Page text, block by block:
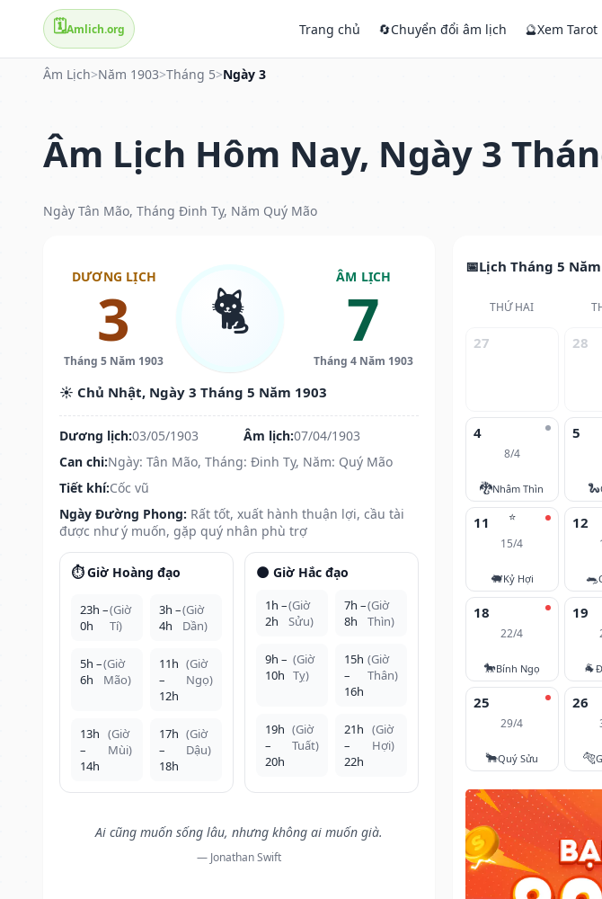
🗓️Amlich.org Trang chủ 🔄Chuyển đổi âm lịch 🔮Xem Tarot
Âm Lịch>Năm 1903>Tháng 5>Ngày 3
Âm Lịch Hôm Nay, Ngày 3
Ngày Tân Mão, Tháng Đinh Tỵ, Năm Quý Mão
DƯƠNG LỊCH
3
Tháng 5 Năm 1903
🐈 ÂM LỊCH
7
Tháng 4 Năm 1903
☀️ Chủ Nhật, Ngày 3 Tháng 5 Năm 1903
Dương lịch:03/05/1903 Âm lịch:07/04/1903
Can chi:Ngày: Tân Mão, Tháng: Đinh Tỵ, Năm: Quý Mão
Tiết khí:Cốc vũ
Ngày Đường Phong: Rất tốt, xuất hành thuận lợi, cầu tài
được như ý muốn, gặp quý nhân phù trợ
⏱️ Giờ Hoàng đạo
23h –
0h
(Giờ
Tí)
3h –
4h
(Giờ
Dần)
5h –
6h
(Giờ
Mão)
11h
–
12h
(Giờ
Ngọ)
13h
–
14h
(Giờ
Mùi)
17h
–
18h
(Giờ
Dậu)
🌑 Giờ Hắc đạo
1h –
2h
(Giờ
Sửu)
7h –
8h
(Giờ
Thìn)
9h –
10h
(Giờ
Tỵ)
15h
–
16h
(Giờ
Thân)
19h
–
20h
(Giờ
Tuất)
21h
–
22h
(Giờ
Hợi)
Ai cũng muốn sống lâu, nhưng không ai muốn già.
— Jonathan Swift
Lịch Tháng 5
THỨ HAI
27 28
4
8/4
🐉Nhâm Thìn
5
🐍
⭐
11
15/4
🐖Kỷ Hợi
12
🐀
18
22/4
🐎Bính Ngọ
19
🐐
25
29/4
🐂Quý Sửu
26
🐅